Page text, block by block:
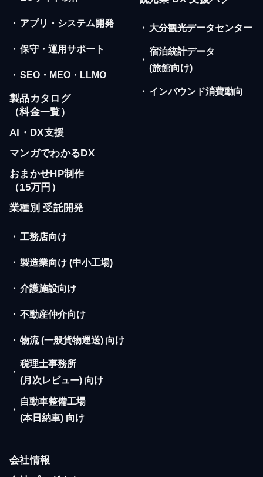
・ アプリ・システム開発
・ 保守・運用サポート
・ SEO・MEO・LLMO
製品カタログ
（料金一覧）
AI・DX支援
マンガでわかるDX
おまかせHP制作
（15万円）
業種別 受託開発
・ 工務店向け
・ 製造業向け (中小工場)
・ 介護施設向け
・ 不動産仲介向け
・ 物流 (一般貨物運送) 向け
・
税理士事務所
(月次レビュー) 向け
・
自動車整備工場
(本日納車) 向け
・ 大分観光データセンター
・
宿泊統計データ
(旅館向け)
・ インバウンド消費動向
会社情報